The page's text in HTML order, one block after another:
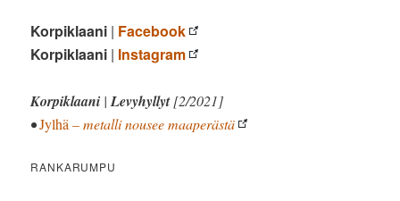
Korpiklaani | Facebook
Korpiklaani | Instagram
Korpiklaani |Levyhyllyt[2/2021]
•Jylhä – metalli nousee maaperästä
RANKARUMPU